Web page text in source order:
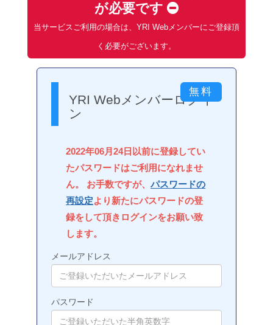
が必要です
当サービスご利用の場合は、YRI Webメンバーにご登録頂
く必要がございます。
YRI Webメンバーログイ
ン
2022年06月24日以前に登録してい
たパスワードはご利用になれませ
ん。 お手数ですが、 パスワードの
再設定より新たにパスワードの登
録をして頂きログインをお願い致
します。
メールアドレス
パスワード